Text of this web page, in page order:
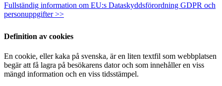
Fullständig information om EU:s Dataskyddsförordning GDPR och
personuppgifter >>
Definition av cookies
En cookie, eller kaka på svenska, är en liten textfil som webbplatsen
begär att få lagra på besökarens dator och som innehåller en viss
mängd information och en viss tidsstämpel.